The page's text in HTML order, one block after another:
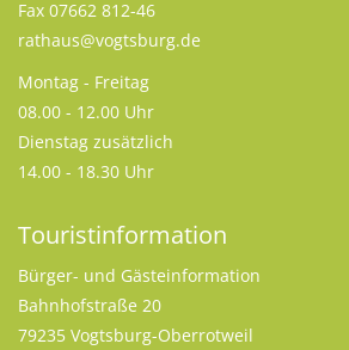
Fax 07662 812-46
rathaus@vogtsburg.de
Montag - Freitag
08.00 - 12.00 Uhr
Dienstag zusätzlich
14.00 - 18.30 Uhr
Touristinformation
Bürger- und Gästeinformation
Bahnhofstraße 20
79235 Vogtsburg-Oberrotweil